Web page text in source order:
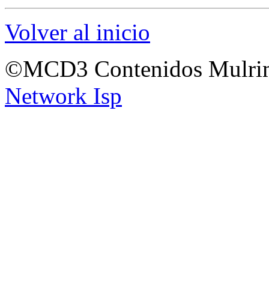
Volver al inicio
©MCD3 Contenidos
Network Isp